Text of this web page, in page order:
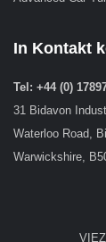
In Kontakt
Tel: +44 (0)
31 Bidavon
Waterloo Road,
Warwickshire,